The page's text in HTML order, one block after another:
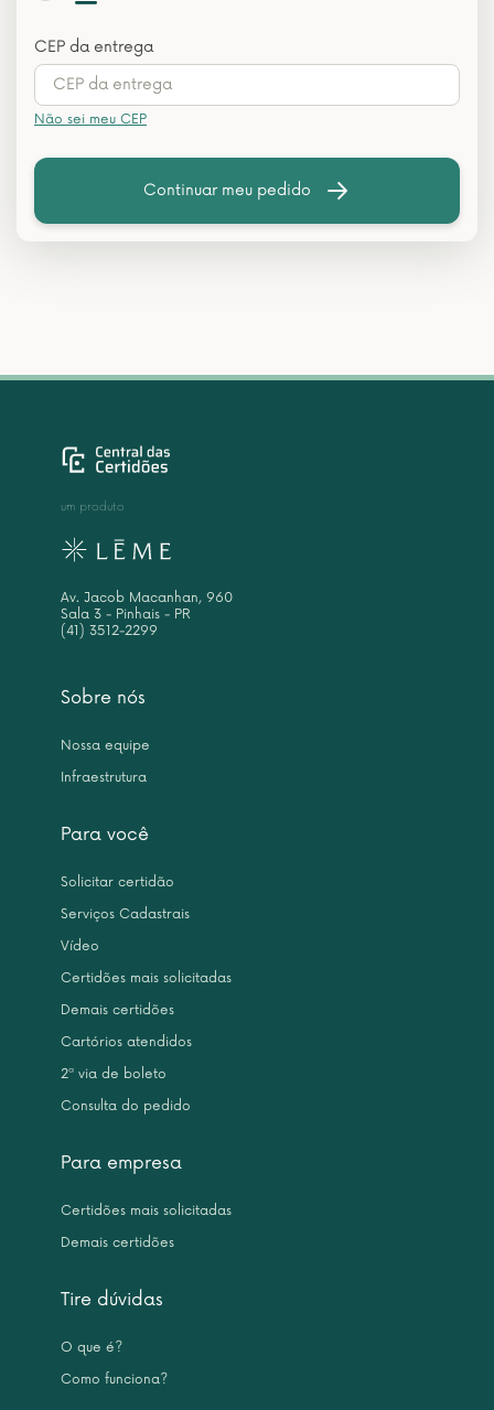
CEP da entrega
Não sei meu CEP
Continuar meu pedido
Sobre nós
Nossa equipe
Infraestrutura
Para você
Solicitar certidão
Serviços Cadastrais
Vídeo
Certidões mais solicitadas
Demais certidões
Cartórios atendidos
2ª via de boleto
Consulta do pedido
Para empresa
Certidões mais solicitadas
Demais certidões
Tire dúvidas
O que é?
Como funciona?
um produto
Av. Jacob Macanhan, 960
Sala 3 - Pinhais - PR
(41) 3512-2299